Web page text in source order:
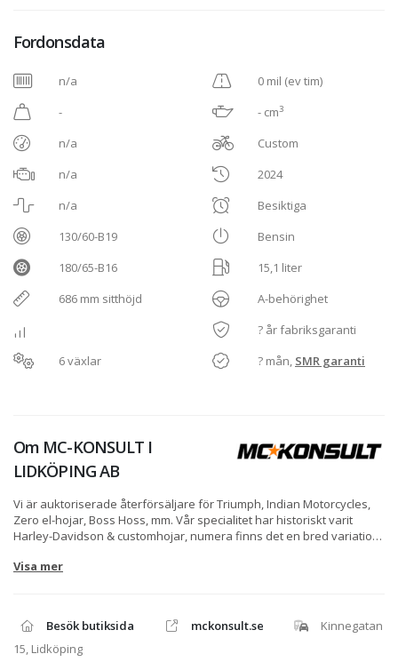
Fordonsdata
n/a
-
n/a
n/a
n/a
130/60-B19
180/65-B16
686 mm sitthöjd
6 växlar
0 mil (ev tim)
- cm3
Custom
2024
Besiktiga
Bensin
15,1 liter
A-behörighet
? år fabriksgaranti
? mån, SMR garanti
Om MC-KONSULT I
LIDKÖPING AB
Vi är auktoriserade återförsäljare för Triumph, Indian Motorcycles,
Zero el-hojar, Boss Hoss, mm. Vår specialitet har historiskt varit
Harley-Davidson & customhojar, numera finns det en bred variation,
* Facetime/Teams för att kunna titta noga på objekt
* 7 Års Easy Ride garanti på nya mc över 500cc
* Minst 24 månaders garanti på begagnat (nyare än 20år)
Visa mer
Besök butiksida mckonsult.se
Kinnegatan
15, Lidköping